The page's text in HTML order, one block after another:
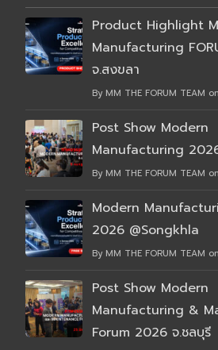
Product Highlight
Manufacturing
จ.สงขลา
By MM THE FORUM TEAM
Post Show Modern
Manufacturing
By MM THE FORUM TEAM
Modern
2026 @Songkhla
By MM THE FORUM TEAM
Post Show Modern
Manufacturing &
Forum 2026 จ.ชลบุรี